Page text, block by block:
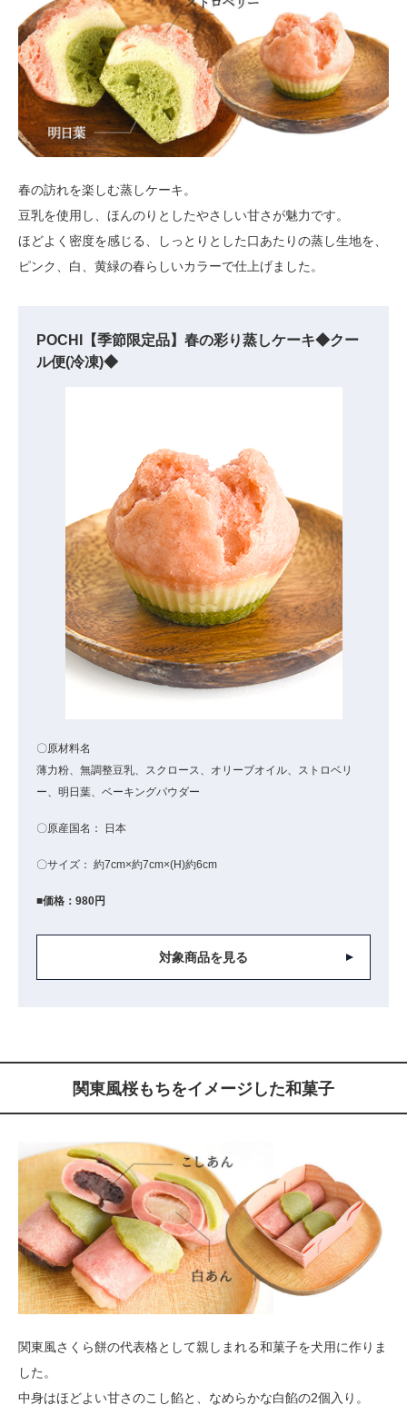
春の訪れを楽しむ蒸しケーキ。
豆乳を使用し、ほんのりとしたやさしい甘さが魅力です。
ほどよく密度を感じる、しっとりとした口あたりの蒸し生地を、
ピンク、白、黄緑の春らしいカラーで仕上げました。
POCHI【季節限定品】春の彩り蒸しケーキ◆クー
ル便(冷凍)◆
〇原材料名
薄力粉、無調整豆乳、スクロース、オリーブオイル、ストロベリ
ー、明日葉、ベーキングパウダー
〇原産国名： 日本
〇サイズ： 約7cm×約7cm×(H)約6cm
■価格：980円
対象商品を見る
関東風桜もちをイメージした和菓子
関東風さくら餅の代表格として親しまれる和菓子を犬用に作りま
した。
中身はほどよい甘さのこし餡と、なめらかな白餡の2個入り。